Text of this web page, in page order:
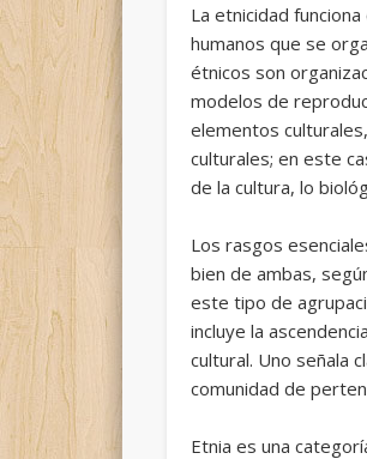
La etnicidad
humanos que se
étnicos son
modelos de
elementos
culturales; en este
de la cultura, lo
Los rasgos
bien de ambas,
este tipo de
incluye la
cultural. Uno señala
comunidad de
Etnia es una